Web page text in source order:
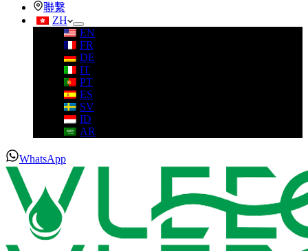
聯繫
ZH
EN
FR
DE
IT
PT
ES
SV
ID
AR
WhatsApp